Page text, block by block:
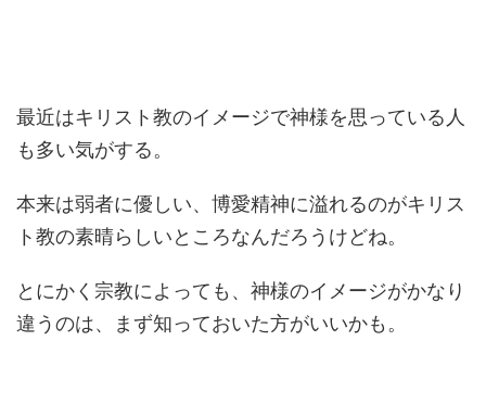
最近はキリスト教のイメージで神様を思っている人
も多い気がする。
本来は弱者に優しい、博愛精神に溢れるのがキリス
ト教の素晴らしいところなんだろうけどね。
とにかく宗教によっても、神様のイメージがかなり
違うのは、まず知っておいた方がいいかも。